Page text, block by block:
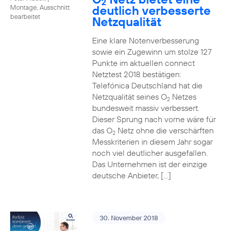
Montage, Ausschnitt
bearbeitet
deutlich verbesserte
Netzqualität
Eine klare Notenverbesserung
sowie ein Zugewinn um stolze 127
Punkte im aktuellen connect
Netztest 2018 bestätigen:
Telefónica Deutschland hat die
Netzqualität seines O2Netzes
bundesweit massiv verbessert.
Dieser Sprung nach vorne wäre für
das O2Netz ohne die verschärften
Messkriterien in diesem Jahr sogar
noch viel deutlicher ausgefallen.
Das Unternehmen ist der einzige
deutsche Anbieter, […]
30. November 2018